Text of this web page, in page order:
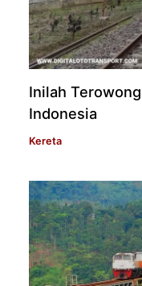
Inilah
Indonesia
Kereta